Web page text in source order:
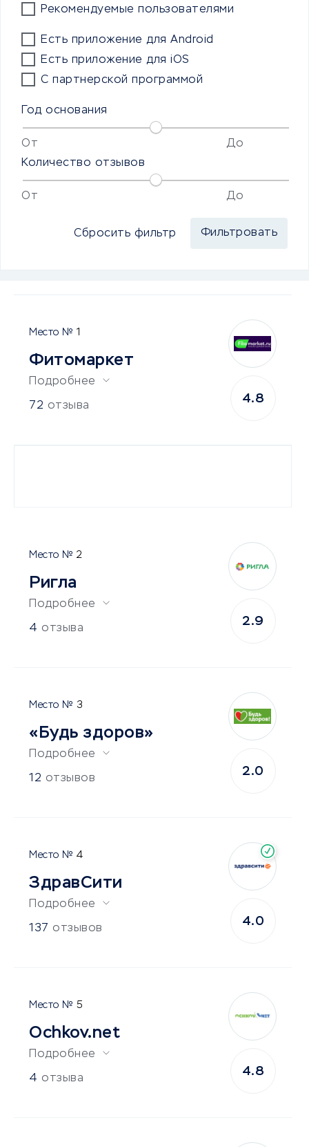
Рекомендуемые пользователями
Есть приложение для Android
Есть приложение для iOS
С партнерской программой
Год основания
От
До
Количество отзывов
От До
Сбросить фильтр
1
Фитомаркет
Подробнее
72 отзыва
4.8
2
Ригла
Подробнее
4 отзыва
2.9
3
«Будь здоров»
Подробнее
12 отзывов
2.0
4
ЗдравСити
Подробнее
137 отзывов
4.0
5
Ochkov.net
Подробнее
4 отзыва
4.8